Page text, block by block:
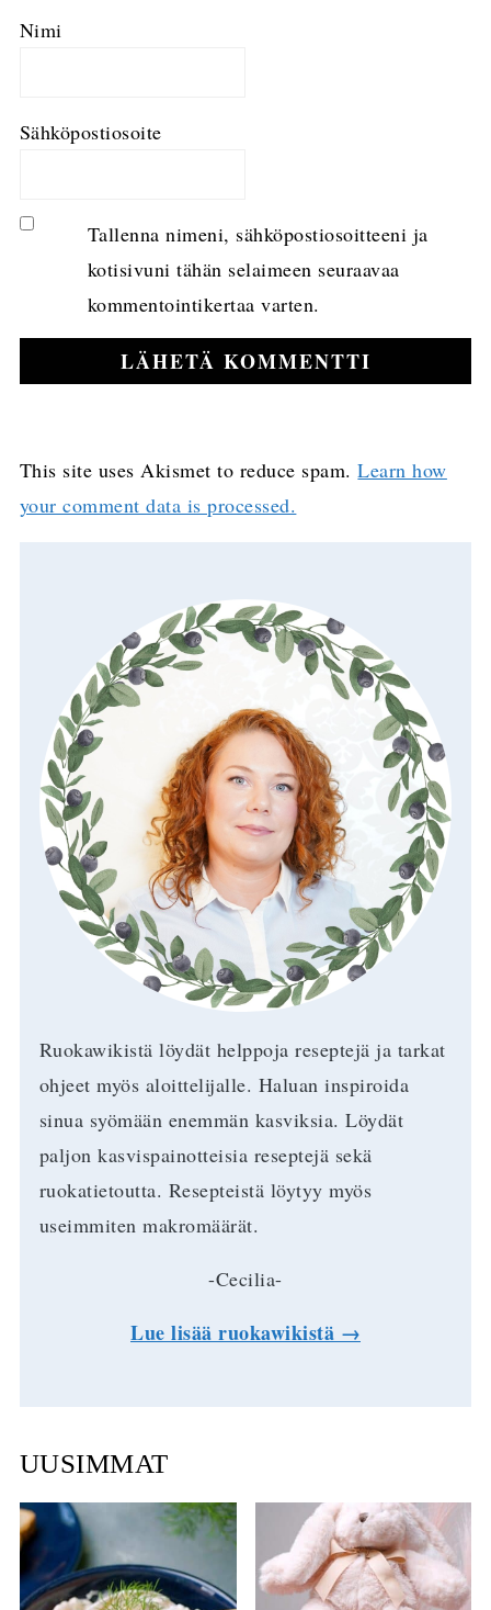
Nimi
Sähköpostiosoite
Tallenna nimeni, sähköpostiosoitteeni ja
kotisivuni tähän selaimeen seuraavaa
kommentointikertaa varten.
This site uses Akismet to reduce spam.Learn how
your comment data is processed.
Ruokawikistä löydät helppoja reseptejä ja tarkat
ohjeet myös aloittelijalle. Haluan inspiroida
sinua syömään enemmän kasviksia. Löydät
paljon kasvispainotteisia reseptejä sekä
ruokatietoutta. Resepteistä löytyy myös
useimmiten makromäärät.
-Cecilia-
Lue lisää ruokawikistä →
UUSIMMAT